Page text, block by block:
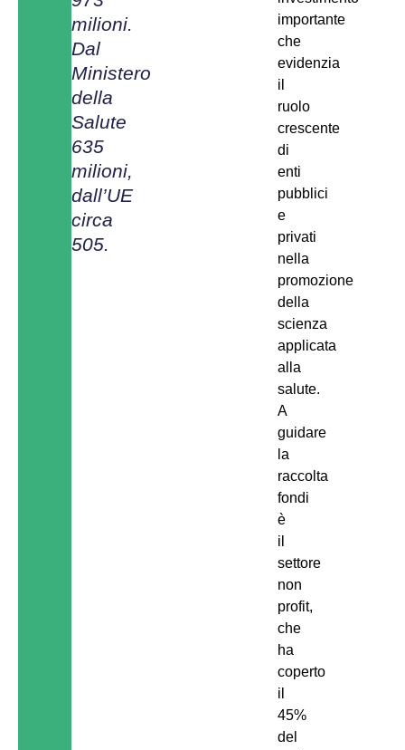
milioni.
Dal
Ministero
della
Salute
635
milioni,
dall’UE
circa
505.
importante
che
evidenzia
il
ruolo
crescente
di
enti
pubblici
e
privati
nella
promozione
della
scienza
applicata
alla
salute.
A
guidare
la
raccolta
fondi
è
il
settore
non
profit,
che
ha
coperto
il
45%
del